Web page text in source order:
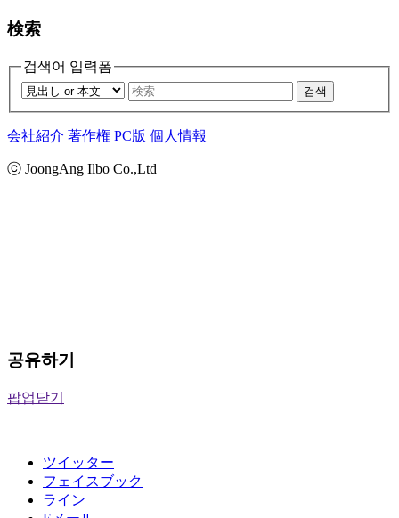
検索
검색어 입력폼
검색
会社紹介 著作権 PC版 個人情報
ⓒ JoongAng Ilbo Co.,Ltd
공유하기
팝업닫기
ツイッター
フェイスブック
ライン